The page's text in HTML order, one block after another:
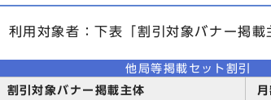
利用対象者：下表「割引対象バナー掲載
他局等掲載セット割引
割引対象バナー掲載主体